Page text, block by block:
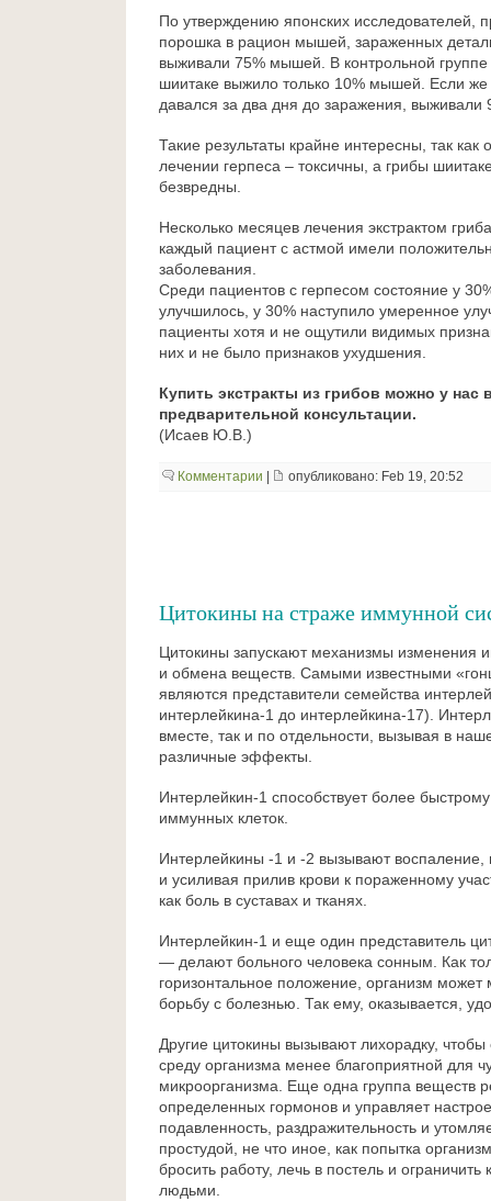
По утверждению японских исследователей,
порошка в рацион мышей, зараженных
выживали 75% мышей. В контрольной
шиитаке выжило только 10% мышей. Если же
давался за два дня до заражения,
Такие результаты крайне интересны, так
лечении герпеса – токсичны, а грибы
безвредны.
Несколько месяцев лечения экстрактом
каждый пациент с астмой имели
заболевания.
Среди пациентов с герпесом состояние у
улучшилось, у 30% наступило умеренное
пациенты хотя и не ощутили видимых
них и не было признаков ухудшения.
Купить экстракты из грибов можно у нас
предварительной консультации.
(Исаев Ю.В.)
Комментарии опубликовано: Feb 19, 20:52
Цитокины на страже иммунной
Цитокины запускают механизмы изменения
и обмена веществ. Самыми известными
являются представители семейства
интерлейкина-1 до интерлейкина-17).
вместе, так и по отдельности, вызывая в
различные эффекты.
Интерлейкин-1 способствует более
иммунных клеток.
Интерлейкины -1 и -2 вызывают
и усиливая прилив крови к пораженному
как боль в суставах и тканях.
Интерлейкин-1 и еще один представитель
— делают больного человека сонным. Как
горизонтальное положение, организм может
борьбу с болезнью. Так ему, оказывается,
Другие цитокины вызывают лихорадку,
среду организма менее благоприятной для
микроорганизма. Еще одна группа веществ
определенных гормонов и управляет
подавленность, раздражительность и
простудой, не что иное, как попытка
бросить работу, лечь в постель и ограничить
людьми.